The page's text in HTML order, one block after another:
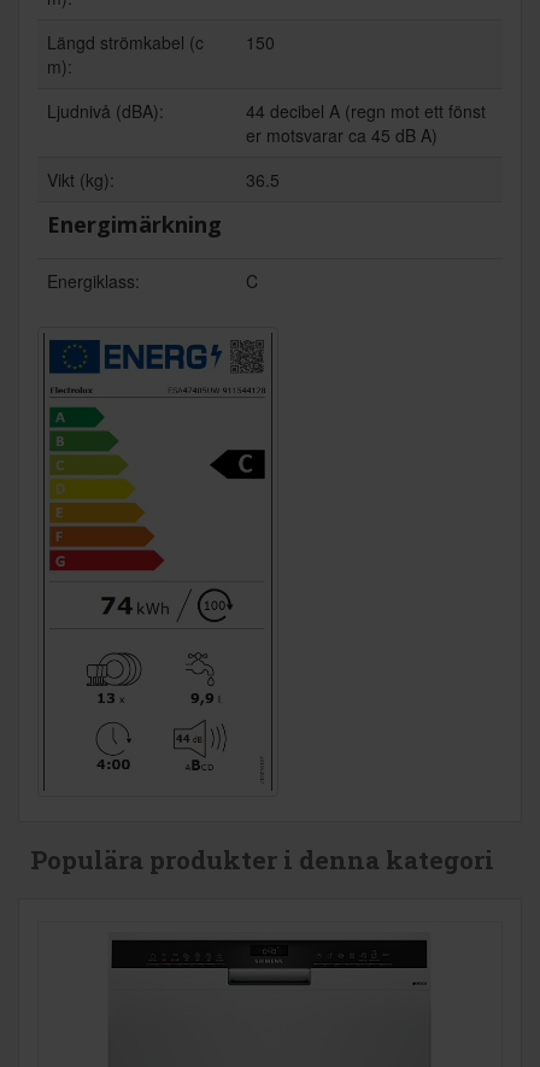
Längd strömkabel (c
m):
150
Ljudnivå (dBA):
44 decibel A (regn mot ett fönst
er motsvarar ca 45 dB A)
Vikt (kg):
36.5
Energimärkning
Energiklass: C
Populära produkter i denna kategori